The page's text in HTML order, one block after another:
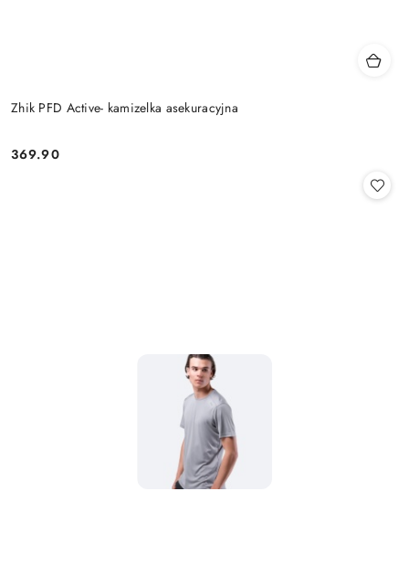
Zhik PFD Active- kamizelka asekuracyjna
Cena:
369.90